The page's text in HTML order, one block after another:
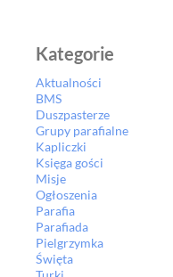
Kategorie
Aktualności
BMS
Duszpasterze
Grupy parafialne
Kapliczki
Księga gości
Misje
Ogłoszenia
Parafia
Parafiada
Pielgrzymka
Święta